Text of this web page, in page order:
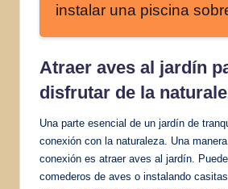
instalar una piscina
Atraer aves al jardín
disfrutar de la
Una parte esencial de un jardín de
conexión con la naturaleza. Una
conexión es atraer aves al jardín.
comederos de aves o instalando